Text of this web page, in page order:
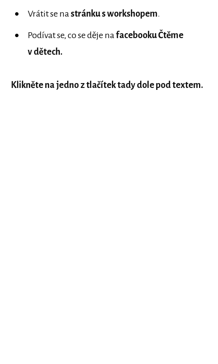
Vrátit se nastránku s workshopem.
Podívat se, co se děje nafacebooku Čtěme
v dětech.
Klikněte na jedno z tlačítek tady dole pod textem.